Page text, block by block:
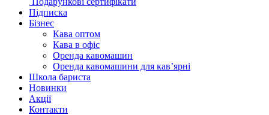
Підписка
Бізнес
Кава оптом
Кава в офіс
Оренда кавомашин
Оренда кавомашини для кав’ярні
Школа бариста
Новинки
Акції
Контакти